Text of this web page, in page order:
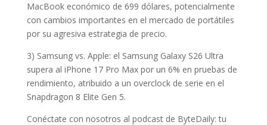
MacBook económico de 699 dólares, potencialmente
con cambios importantes en el mercado de portátiles
por su agresiva estrategia de precio.
3) Samsung vs. Apple: el Samsung Galaxy S26 Ultra
supera al iPhone 17 Pro Max por un 6% en pruebas de
rendimiento, atribuido a un overclock de serie en el
Snapdragon 8 Elite Gen 5.
Conéctate con nosotros al podcast de ByteDaily: tu